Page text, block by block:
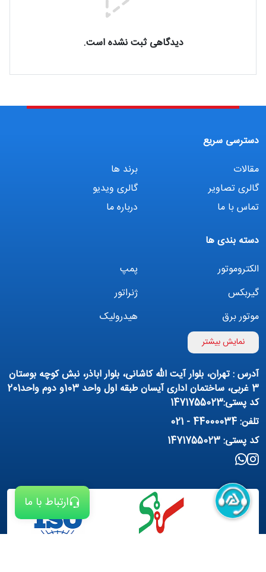
ارتباط با ما
دیدگاهی ثبت نشده است.
دسترسی سریع
مقالات
برند ها
گالری تصاویر
گالری ویدیو
تماس با ما
درباره ما
دسته بندی ها
الکتروموتور
پمپ
گیربکس
ژنراتور
موتور برق
هیدرولیک
اینورتر
تهویه مطبوع
پمپ هواده
پمپ وکیوم
فیلتراسیون و تصفیه
منبع آب (تانکر آب)
مواد شیمیایی
برق صنعتی
نمایش بیشتر
آدرس : تهران، بلوار آیت الله کاشانی، بلوار اباذر، نبش کوچه بوستان
3 غربی، ساختمان اداری آیسان طبقه اول واحد 103و دوم واحد201
کد پستی:1471755023
تلفن: 44000034 - 021
کد پستی: 1471755023